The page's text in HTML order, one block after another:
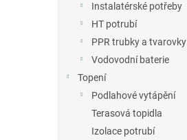
Instalatérské potřeby
HT potrubí
PPR trubky a tvarovky
Vodovodní baterie
Topení
Podlahové vytápění
Terasová topidla
Izolace potrubí